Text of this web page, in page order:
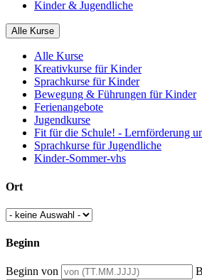
Kinder & Jugendliche
Alle Kurse
Alle Kurse
Kreativkurse für Kinder
Sprachkurse für Kinder
Bewegung & Führungen für Kinder
Ferienangebote
Jugendkurse
Fit für die Schule! - Lernförderung
Sprachkurse für Jugendliche
Kinder-Sommer-vhs
Ort
Beginn
Beginn von